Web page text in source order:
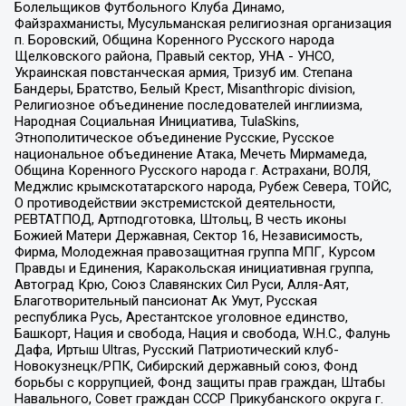
Болельщиков Футбольного Клуба Динамо,
Файзрахманисты, Мусульманская религиозная организация
п. Боровский, Община Коренного Русского народа
Щелковского района, Правый сектор, УНА - УНСО,
Украинская повстанческая армия, Тризуб им. Степана
Бандеры, Братство, Белый Крест, Misanthropic division,
Религиозное объединение последователей инглиизма,
Народная Социальная Инициатива, TulaSkins,
Этнополитическое объединение Русские, Русское
национальное объединение Атака, Мечеть Мирмамеда,
Община Коренного Русского народа г. Астрахани, ВОЛЯ,
Меджлис крымскотатарского народа, Рубеж Севера, ТОЙС,
О противодействии экстремистской деятельности,
РЕВТАТПОД, Артподготовка, Штольц, В честь иконы
Божией Матери Державная, Сектор 16, Независимость,
Фирма, Молодежная правозащитная группа МПГ, Курсом
Правды и Единения, Каракольская инициативная группа,
Автоград Крю, Союз Славянских Сил Руси, Алля-Аят,
Благотворительный пансионат Ак Умут, Русская
республика Русь, Арестантское уголовное единство,
Башкорт, Нация и свобода, Нация и свобода, W.H.С., Фалунь
Дафа, Иртыш Ultras, Русский Патриотический клуб-
Новокузнецк/РПК, Сибирский державный союз, Фонд
борьбы с коррупцией, Фонд защиты прав граждан, Штабы
Навального, Совет граждан СССР Прикубанского округа г.